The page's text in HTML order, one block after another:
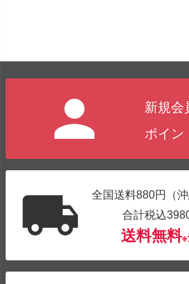
新規会
ポイン
全国送料880円（
合計税込
送料無料※